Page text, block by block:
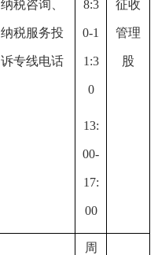
纳税咨询、
纳税服务投
诉专线电话
8:3
0-1
1:3
0
13:
00-
17:
00
征收
管理
股
周